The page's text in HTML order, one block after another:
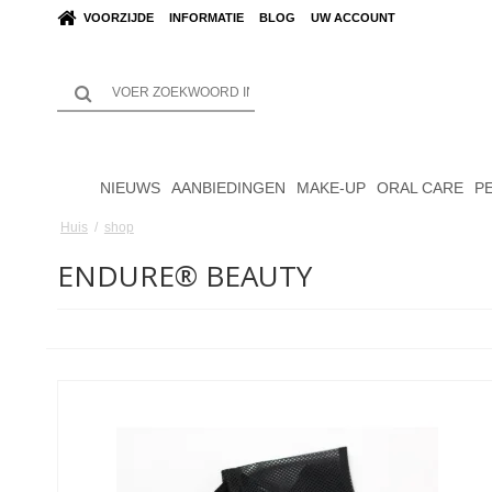
VOORZIJDE INFORMATIE BLOG UW ACCOUNT
NIEUWS AANBIEDINGEN MAKE-UP ORAL CARE
Huis / shop
ENDURE® BEAUTY